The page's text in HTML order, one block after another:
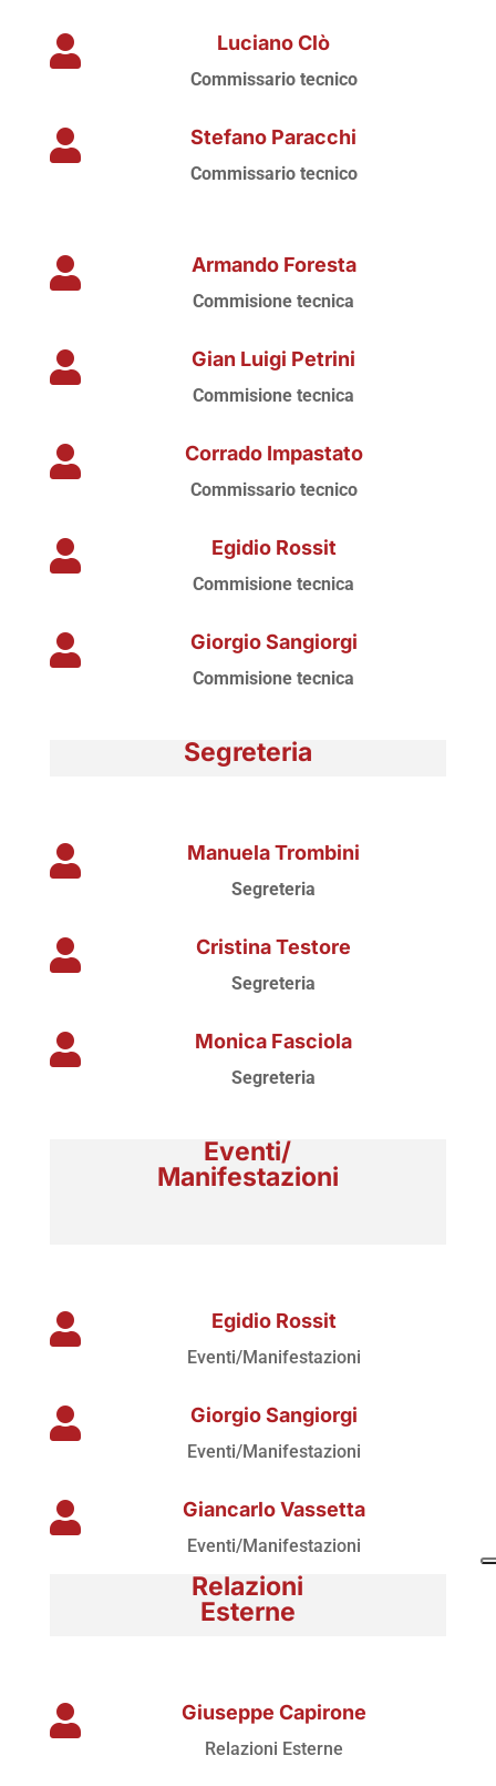
 Luciano Clò
Commissario tecnico
 Stefano Paracchi
Commissario tecnico
 Armando Foresta
Commisione tecnica
 Gian Luigi Petrini
Commisione tecnica
 Corrado Impastato
Commissario tecnico
 Egidio Rossit
Commisione tecnica
 Giorgio Sangiorgi
Commisione tecnica
Segreteria
 Manuela Trombini
Segreteria
 Cristina Testore
Segreteria
 Monica Fasciola
Segreteria
Eventi/
Manifestazioni
 Egidio Rossit
Eventi/Manifestazioni
 Giorgio Sangiorgi
Eventi/Manifestazioni
 Giancarlo Vassetta
Eventi/Manifestazioni
Relazioni
Esterne
 Giuseppe Capirone
Relazioni Esterne